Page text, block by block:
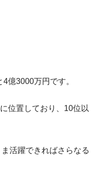
億3000万円です。
位置しており、10位以
活躍できればさらなる